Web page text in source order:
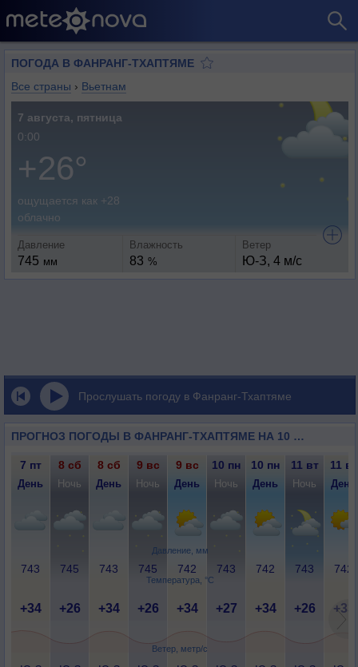
ПОГОДА В ФАНРАНГ-ТХАПТЯМЕ
Все страны › Вьетнам
7 августа, пятница
0:00
+26°
ощущается как +28
облачно
Давление
745 мм
Влажность
83 %
Ветер
Ю-З, 4 м/с
Прослушать погоду в Фанранг-Тхаптяме
ПРОГНОЗ ПОГОДЫ В ФАНРАНГ-ТХАПТЯМЕ НА 10 ДНЕЙ
Давление, мм
Температура, °C
Ветер, метр/с
7 пт 8 сб 8 сб 9 вс 9 вс 10 пн 10 пн 11 вт 11 вт
День Ночь День Ночь День Ночь День Ночь День
743 745 743 745 742 743 742 743 742
+34 +26 +34 +26 +34 +27 +34 +26 +33